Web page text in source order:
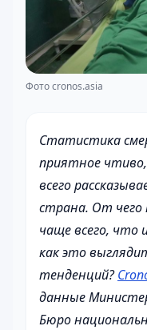
Фото cronos.asia
Статистика
приятное
всего
страна. От
чаще всего, что
как это
тенденций?
данные
Бюро